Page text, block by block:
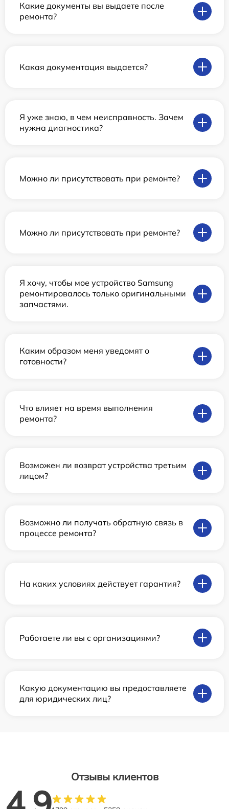
Какие документы вы выдаете после
ремонта?
Какая документация выдается?
Я уже знаю, в чем неисправность. Зачем
нужна диагностика?
Можно ли присутствовать при ремонте?
Можно ли присутствовать при ремонте?
Я хочу, чтобы мое устройство Samsung
ремонтировалось только оригинальными
запчастями.
Каким образом меня уведомят о
готовности?
Что влияет на время выполнения
ремонта?
Возможен ли возврат устройства третьим
лицом?
Возможно ли получать обратную связь в
процессе ремонта?
На каких условиях действует гарантия?
Работаете ли вы с организациями?
Какую документацию вы предоставляете
для юридических лиц?
Отзывы клиентов